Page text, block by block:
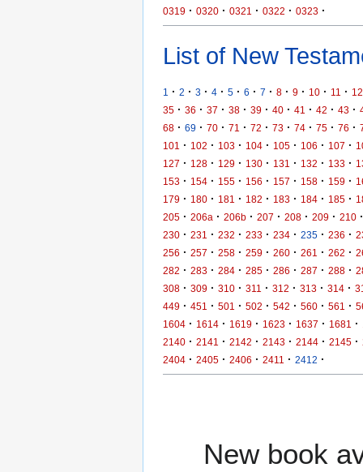
0319 · 0320 · 0321 · 0322 · 0323 ·
List of New
1 · 2 · 3 · 4 · 5 · 6 · 7 · 8 · 9 · 10 · 11 · 12
35 · 36 · 37 · 38 · 39 · 40 · 41 · 42 · 43 ·
68 · 69 · 70 · 71 · 72 · 73 · 74 · 75 · 76 ·
101
· 102 · 103 · 104 · 105 · 106 · 107 ·
127 · 128 · 129 · 130 · 131 · 132 · 133 ·
153 · 154 · 155 · 156 · 157 · 158 · 159 ·
179 · 180 · 181 · 182 · 183 · 184 · 185 ·
205 · 206a · 206b · 207 · 208 · 209 · 210 ·
230 · 231 · 232 · 233 · 234 · 235 · 236 ·
256 · 257 · 258 · 259 · 260 · 261 · 262 ·
282 · 283 · 284 · 285 · 286 · 287 · 288 ·
308 · 309 · 310 · 311 · 312 · 313 · 314 ·
449 · 451 · 501 · 502 · 542 · 560 · 561 ·
1604 · 1614 · 1619 · 1623 · 1637 · 1681 ·
2140 · 2141 · 2142 · 2143 · 2144 · 2145 ·
2404 · 2405 · 2406 · 2411 · 2412 ·
New book